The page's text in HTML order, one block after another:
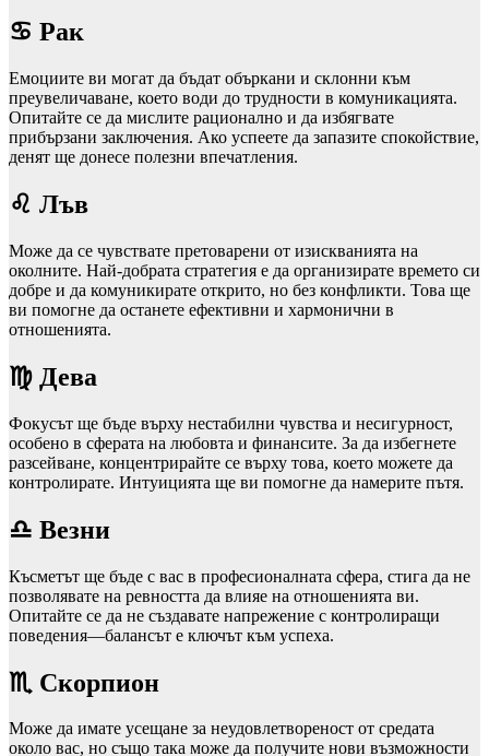
♋ Рак
Емоциите ви могат да бъдат объркани и склонни към
преувеличаване, което води до трудности в комуникацията.
Опитайте се да мислите рационално и да избягвате
прибързани заключения. Ако успеете да запазите спокойствие,
денят ще донесе полезни впечатления.
♌ Лъв
Може да се чувствате претоварени от изискванията на
околните. Най‑добрата стратегия е да организирате времето си
добре и да комуникирате открито, но без конфликти. Това ще
ви помогне да останете ефективни и хармонични в
отношенията.
♍ Дева
Фокусът ще бъде върху нестабилни чувства и несигурност,
особено в сферата на любовта и финансите. За да избегнете
разсейване, концентрирайте се върху това, което можете да
контролирате. Интуицията ще ви помогне да намерите пътя.
♎ Везни
Късметът ще бъде с вас в професионалната сфера, стига да не
позволявате на ревността да влияе на отношенията ви.
Опитайте се да не създавате напрежение с контролиращи
поведения—балансът е ключът към успеха.
♏ Скорпион
Може да имате усещане за неудовлетвореност от средата
около вас, но също така може да получите нови възможности